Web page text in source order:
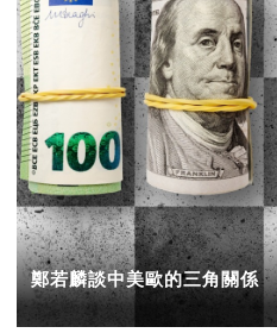
鄭若麟談中美歐的三角關係